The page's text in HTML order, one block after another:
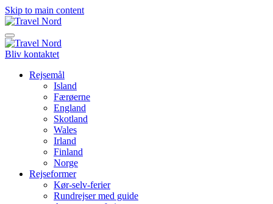
Skip to main content
Bliv kontaktet
Rejsemål
Island
Færøerne
England
Skotland
Wales
Irland
Finland
Norge
Rejseformer
Kør-selv-ferier
Rundrejser med guide